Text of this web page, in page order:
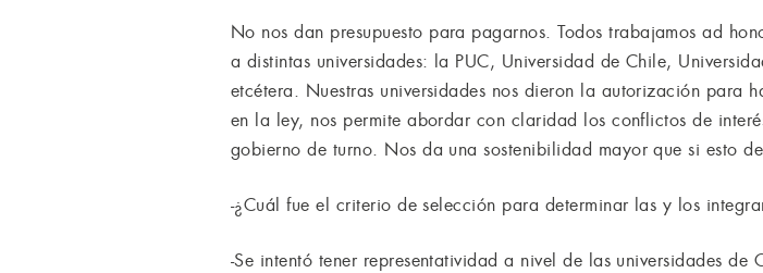
No nos dan presupuesto para pagarnos. Todos trabajamos ad
a distintas universidades: la PUC, Universidad de Chile,
etcétera. Nuestras universidades nos dieron la autorización para
en la ley, nos permite abordar con claridad los conflictos de
gobierno de turno. Nos da una sostenibilidad mayor que si esto
-¿Cuál fue el criterio de selección para determinar las y los
-Se intentó tener representatividad a nivel de las universidades